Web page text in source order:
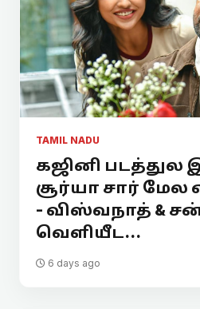
TAMIL NADU
கஜினி படத்துல
சூர்யா சார் மேல
- விஸ்வநாத் &
வெளியீட...
6 days ago